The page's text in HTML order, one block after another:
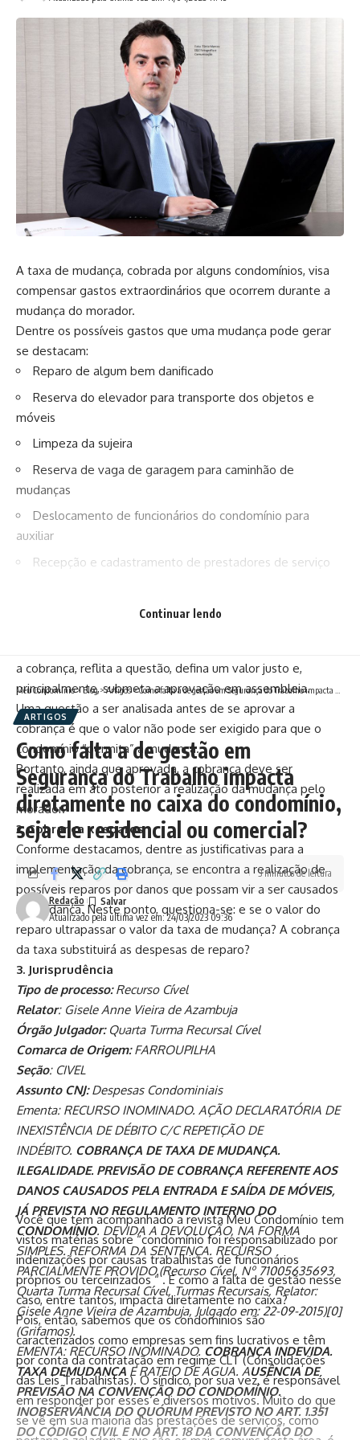
A taxa de mudança, cobrada por alguns condomínios, visa
compensar gastos extraordinários que ocorrem durante a
mudança do morador.
Dentre os possíveis gastos que uma mudança pode gerar
se destacam:
Reparo de algum bem danificado
Reserva do elevador para transporte dos objetos e
móveis
Limpeza da sujeira
Reserva de vaga de garagem para caminhão de
mudanças
Deslocamento de funcionários do condomínio para
auxiliar
Recepção e cadastramento de prestadores de serviço
A taxa de mudança não é prevista em Lei, portanto sua
a cobrança, reflita a questão, defina um valor justo e,
principalmente, submeta a aprovação em assembleia.
Uma questão a ser analisada antes de se aprovar a
cobrança é que o valor não pode ser exigido para que o
condomínio “permita” a mudança.
Portanto, ainda que aprovada, a cobrança deve ser
realizada em ato posterior a realização da mudança pelo
morador.
2. Cobrança x reparos
Conforme destacamos, dentre as justificativas para a
implementação da cobrança, se encontra a realização de
possíveis reparos por danos que possam vir a ser causados
na mudança. Neste ponto, questiona-se: e se o valor do
reparo ultrapassar o valor da taxa de mudança? A cobrança
da taxa substituirá as despesas de reparo?
3. Jurisprudência
Tipo de processo:Recurso Cível
Relator: Gisele Anne Vieira de Azambuja
Órgão Julgador:Quarta Turma Recursal Cível
Comarca de Origem:FARROUPILHA
Seção: CIVEL
Assunto CNJ:Despesas Condominiais
Ementa: RECURSO INOMINADO. AÇÃO DECLARATÓRIA DE
INEXISTÊNCIA DE DÉBITO C/C REPETIÇÃO DE
INDÉBITO. COBRANÇA DE TAXA DE MUDANÇA.
ILEGALIDADE. PREVISÃO DE COBRANÇA REFERENTE AOS
DANOS CAUSADOS PELA ENTRADA E SAÍDA DE MÓVEIS,
JÁ PREVISTA NO REGULAMENTO INTERNO DO
CONDOMÍNIO. DEVIDA A DEVOLUÇÃO, NA FORMA
SIMPLES. REFORMA DA SENTENÇA. RECURSO
PARCIALMENTE PROVIDO.(Recurso Cível, Nº 71005635693,
Quarta Turma Recursal Cível, Turmas Recursais, Relator:
Gisele Anne Vieira de Azambuja, Julgado em: 22-09-2015)[0]
(Grifamos).
EMENTA: RECURSO INOMINADO. COBRANÇA INDEVIDA.
TAXA DEMUDANÇA E RATEIO DE ÁGUA. AUSÊNCIA DE
PREVISÃO NA CONVENÇÃO DO CONDOMÍNIO.
INOBSERVÂNCIA DO QUÓRUM PREVISTO NO ART. 1.351
DO CÓDIGO CIVIL E NO ART. 18 DA CONVENÇÃO DO
Continuar lendo
Meu Condomínio>Blog>Artigos>Como falta a de gestão em Segurança do Trabalho impacta diretamente no caixa do condomínio, seja ele residencial ou comercial?
ARTIGOS
Como falta a de gestão em
Segurança do Trabalho impacta
diretamente no caixa do condomínio,
seja ele residencial ou comercial?
Atualizado pela última vez em: 24/03/2023 09:36
Redação
3 minutos de leitura
Você que tem acompanhado a revista Meu Condomínio tem
vistos matérias sobre “condomínio foi responsabilizado por
indenizações por causas trabalhistas de funcionários
próprios ou terceirizados “ . E como a falta de gestão nesse
caso, entre tantos, impacta diretamente no caixa?
Pois, então, sabemos que os condomínios são
caracterizados como empresas sem fins lucrativos e têm
por conta da contratação em regime CLT (Consolidações
das Leis Trabalhistas). O síndico, por sua vez, é responsável
em responder por esses e diversos motivos. Muito do que
se vê em sua maioria das prestações de serviços, como